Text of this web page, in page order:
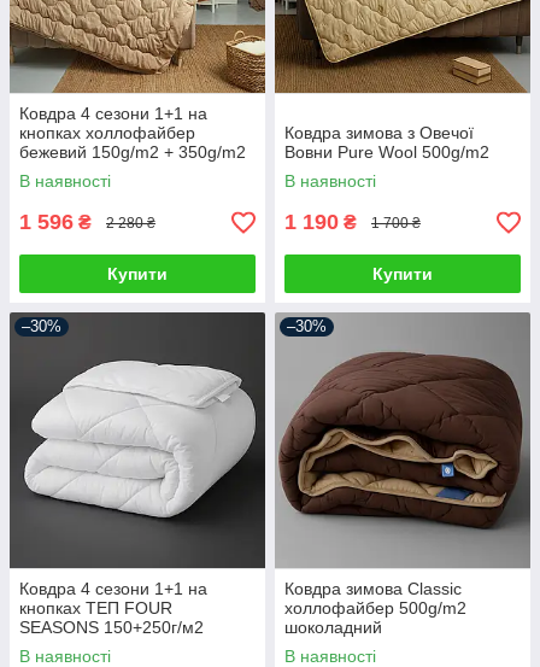
Ковдра 4 сезони 1+1 на
кнопках холлофайбер
бежевий 150g/m2 + 350g/m2
В наявності
1 596 ₴ 2 280 ₴
Купити
Ковдра зимова з Овечої
Вовни Pure Wool 500g/m2
В наявності
1 190 ₴ 1 700 ₴
Купити
–30%
Ковдра 4 сезони 1+1 на
кнопках ТЕП FOUR
SEASONS 150+250г/м2
В наявності
–30%
Ковдра зимова Classic
холлофайбер 500g/m2
шоколадний
В наявності